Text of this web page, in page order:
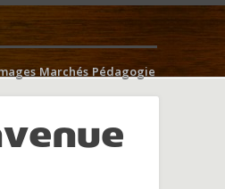
Marchés Pédagogie